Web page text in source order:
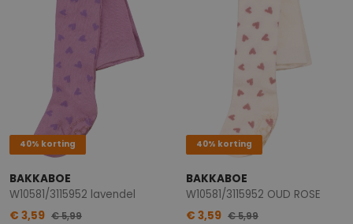
40% korting
BAKKABOE
W10581/3115952 lavendel
€ 3,59 € 5,99
40% korting
BAKKABOE
W10581/3115952 OUD ROSE
€ 3,59 € 5,99